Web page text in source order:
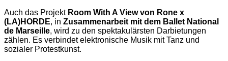
Auch das Projekt Room With A View von Rone x
(LA)HORDE, in Zusammenarbeit mit dem Ballet National
de Marseille, wird zu den spektakulärsten Darbietungen
zählen. Es verbindet elektronische Musik mit Tanz und
sozialer Protestkunst.